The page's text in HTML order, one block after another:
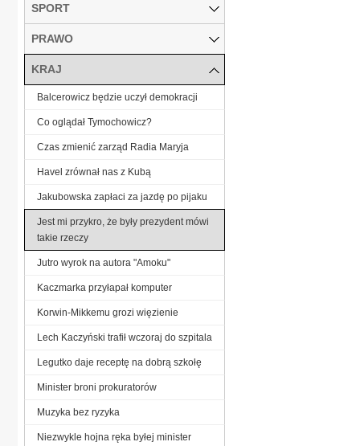
SPORT
PRAWO
KRAJ
Balcerowicz będzie uczył demokracji
Co oglądał Tymochowicz?
Czas zmienić zarząd Radia Maryja
Havel zrównał nas z Kubą
Jakubowska zapłaci za jazdę po pijaku
Jest mi przykro, że były prezydent mówi
takie rzeczy
Jutro wyrok na autora "Amoku"
Kaczmarka przyłapał komputer
Korwin-Mikkemu grozi więzienie
Lech Kaczyński trafił wczoraj do szpitala
Legutko daje receptę na dobrą szkołę
Minister broni prokuratorów
Muzyka bez ryzyka
Niezwykle hojna ręka byłej minister